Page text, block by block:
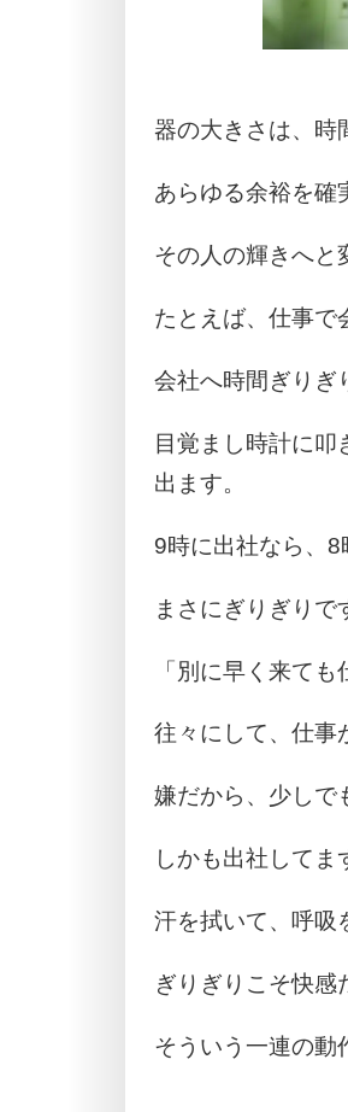
器の大きさは、時
あらゆる余裕を確
その人の輝きへと
たとえば、仕事で
会社へ時間ぎりぎ
目覚まし時計に叩
出ます。
9時に出社なら、8
まさにぎりぎりで
「別に早く来て
往々にして、仕事
嫌だから、少しで
しかも出社してま
汗を拭いて、呼吸
ぎりぎりこそ快感
そういう一連の動